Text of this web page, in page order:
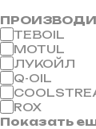
TEBOIL
MOTUL
ЛУКОЙЛ
Q-OIL
ROX
Показать